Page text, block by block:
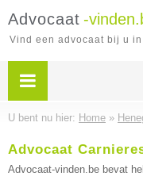
Advocaat -
Vind een advocaat bij u
U bent nu hier: Home »
Advocaat
Advocaat-vinden.be bevat